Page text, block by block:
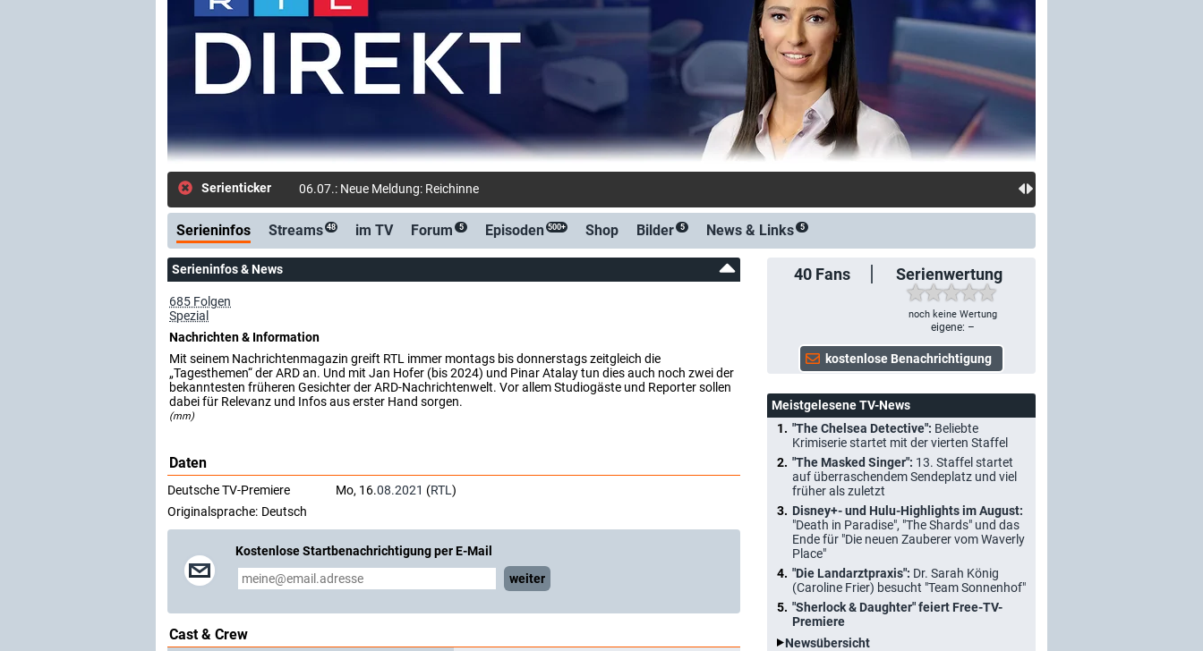
Serienticker 06.07.: Neue Meldung: Reichinnek gegen Lauterbach in "heute-show
Serieninfos Streams 48 im TV Forum 5 Episoden 500+ Shop Bilder 5 News & Links 5
40 Fans Serienwertung
noch keine Wertung
eigene: –
Serieninfos & News
685 Folgen
Spezial
Nachrichten & Information
Mit seinem Nachrichtenmagazin greift RTL immer montags bis donnerstags zeitgleich die
„Tagesthemen“ der ARD an. Und mit Jan Hofer (bis 2024) und Pinar Atalay tun dies auch noch zwei der
bekanntesten früheren Gesichter der ARD-Nachrichtenwelt. Vor allem Studiogäste und Reporter sollen
dabei für Relevanz und Infos aus erster Hand sorgen.
(mm)
Daten
Deutsche TV-Premiere Mo, 16.08.2021 (RTL )
Originalsprache: Deutsch
Kostenlose Startbenachrichtigung per E-Mail
weiter
Cast & Crew
Meistgelesene TV-News
"The Chelsea Detective": Beliebte
Krimiserie startet mit der vierten Staffel
"The Masked Singer": 13. Staffel startet
auf überraschendem Sendeplatz und viel
früher als zuletzt
Disney+- und Hulu-Highlights im August:
"Death in Paradise", "The Shards" und das
Ende für "Die neuen Zauberer vom Waverly
Place"
"Die Landarztpraxis": Dr. Sarah König
(Caroline Frier) besucht "Team Sonnenhof"
"Sherlock & Daughter" feiert Free-TV-
Premiere
Newsübersicht